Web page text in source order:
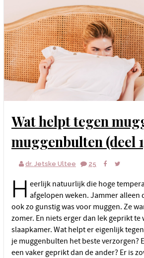
Wat helpt tegen muggen en
muggenbulten (deel
dr. Jetske Ultee 25
H eerlijk natuurlijk die hoge
afgelopen weken. Jammer alleen
ook zo gunstig was voor muggen. Ze
zomer. En niets erger dan lek geprikt
slaapkamer. Wat helpt er eigenlijk
je muggenbulten het beste verzorgen?
een vaker geprikt dan de ander? Er is